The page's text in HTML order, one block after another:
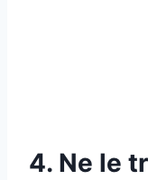
4. Ne le